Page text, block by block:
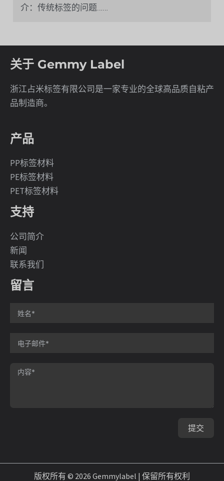
介：传统标签的问题……
关于 Gemmy Label
浙江占米标签有限公司是一家专业的全球高品质自粘产
品制造商。
产品
PP标签材料
PE标签材料
PET标签材料
支持
公司简介
新闻
联系我们
留言
提交
版权所有 © 2026 Gemmylabel | 保留所有权利